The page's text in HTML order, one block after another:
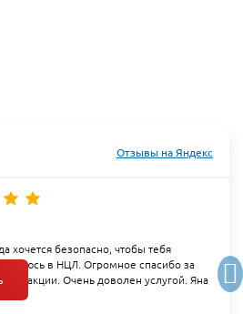
Отзывы на Яндекс
хочется безопасно, чтобы тебя
в НЦЛ. Огромное спасибо за
реакции. Очень доволен услугой. Яна